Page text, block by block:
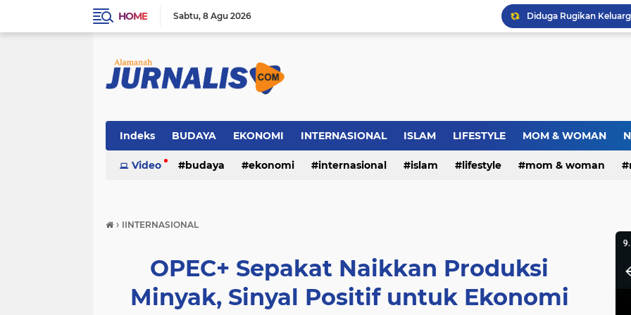
HOME Sabtu 8 Agu 2026
Warga RW.06 Wisma
Bupati Pemalang
Indeks BUDAYA EKONOMI INTERNASIONAL ISLAM LIFESTYLE MOM & WOMAN
SOSIAL WISATA
Video budaya ekonomi internasional islam lifestyle mom & woman
› IINTERNASIONAL
OPEC+ Sepakat Naikkan Produksi
Minyak, Sinyal Positif untuk Ekonomi